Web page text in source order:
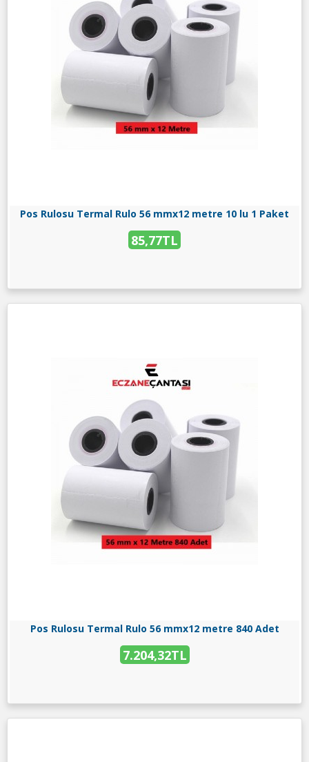
Pos Rulosu Termal Rulo 56 mmx12 metre 10 lu 1 Paket
85,77TL
Pos Rulosu Termal Rulo 56 mmx12 metre 840 Adet
7.204,32TL